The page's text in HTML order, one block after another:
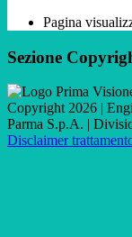
Pagina
Sezione
Copyright 2026 |
Parma S.p.A. |
Disclaimer